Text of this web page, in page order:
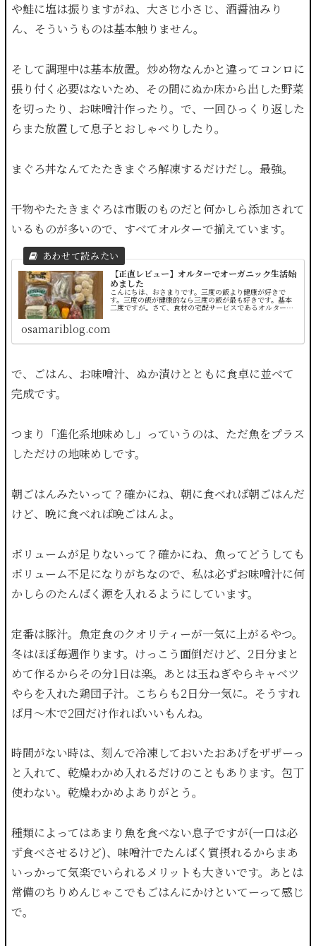
や鮭に塩は振りますがね、大さじ小さじ、酒醤油みり
ん、そういうものは基本触りません。
そして調理中は基本放置。炒め物なんかと違ってコンロに
張り付く必要はないため、その間にぬか床から出した野菜
を切ったり、お味噌汁作ったり。で、一回ひっくり返した
らまた放置して息子とおしゃべりしたり。
まぐろ丼なんてたたきまぐろ解凍するだけだし。最強。
干物やたたきまぐろは市販のものだと何かしら添加されて
いるものが多いので、すべてオルターで揃えています。
【正直レビュー】オルターでオーガニック生活始
めました
こんにちは、おさまりです。三度の飯より健康が好きで
す。三度の飯が健康的なら三度の飯が最も好きです。基本
二度ですが。さて、食材の宅配サービスであるオルターを
osamariblog.com
で、ごはん、お味噌汁、ぬか漬けとともに食卓に並べて
完成です。
つまり「進化系地味めし」っていうのは、ただ魚をプラス
しただけの地味めしです。
朝ごはんみたいって？確かにね、朝に食べれば朝ごはんだ
けど、晩に食べれば晩ごはんよ。
ボリュームが足りないって？確かにね、魚ってどうしても
ボリューム不足になりがちなので、私は必ずお味噌汁に何
かしらのたんぱく源を入れるようにしています。
定番は豚汁。魚定食のクオリティーが一気に上がるやつ。
冬はほぼ毎週作ります。けっこう面倒だけど、2日分まと
めて作るからその分1日は楽。あとは玉ねぎやらキャベツ
やらを入れた鶏団子汁。こちらも2日分一気に。そうすれ
ば月〜木で2回だけ作ればいいもんね。
時間がない時は、刻んで冷凍しておいたおあげをザザーっ
と入れて、乾燥わかめ入れるだけのこともあります。包丁
使わない。乾燥わかめよありがとう。
種類によってはあまり魚を食べない息子ですが(一口は必
ず食べさせるけど)、味噌汁でたんぱく質摂れるからまあ
いっかって気楽でいられるメリットも大きいです。あとは
常備のちりめんじゃこでもごはんにかけといてーって感じ
で。